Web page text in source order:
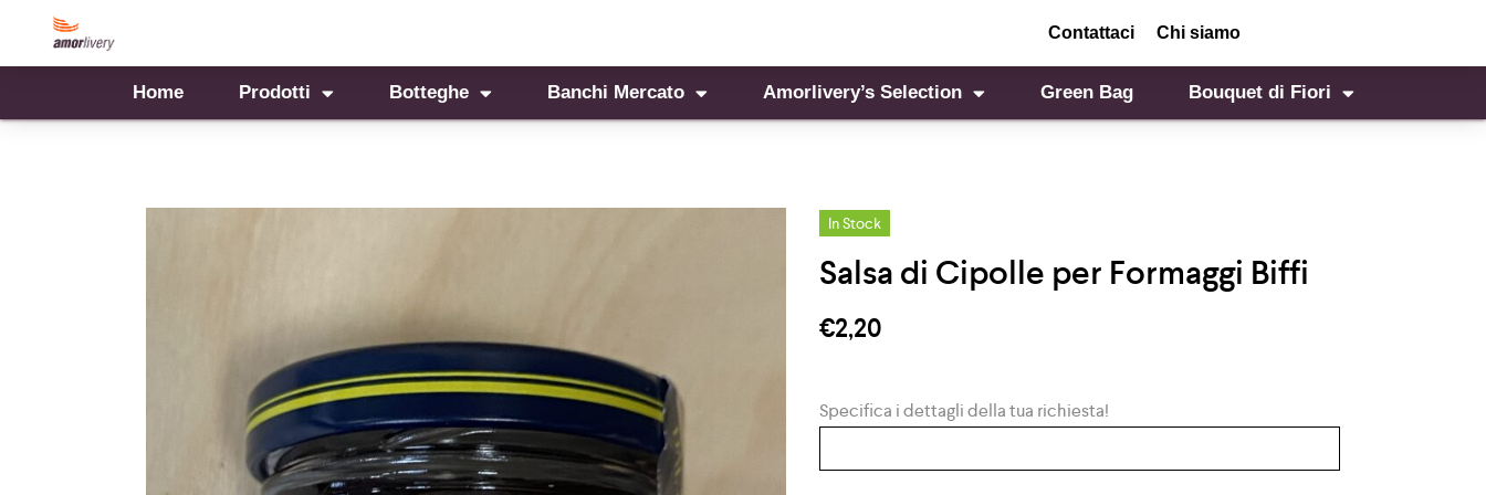
Contattaci Chi siamo
Home Prodotti Botteghe Banchi Mercato Amorlivery’s Selection Green Bag Bouquet di Fiori
In Stock
Salsa di Cipolle per Formaggi Biffi
€2,20
Specifica i dettagli della tua richiesta!